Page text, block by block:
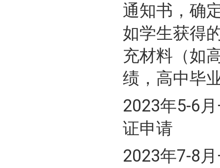
通知书，确
如学生获得
充材料（如
绩，高中毕
2023年5-6
证申请
2023年7-8